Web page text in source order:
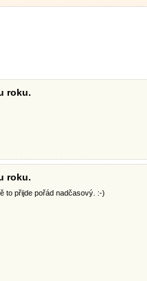
roku.
roku.
to přijde pořád nadčasový. :-)